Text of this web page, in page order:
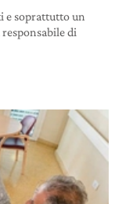
e soprattutto un
di